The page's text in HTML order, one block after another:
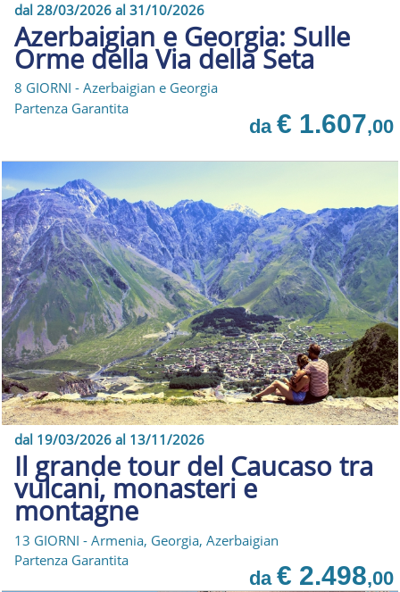
dal 28/03/2026 al 31/10/2026
Azerbaigian e Georgia: Sulle
Orme della Via della Seta
8 GIORNI - Azerbaigian e Georgia
Partenza Garantita
da € 1.607,00
dal 19/03/2026 al 13/11/2026
Il grande tour del Caucaso tra
vulcani, monasteri e
montagne
13 GIORNI - Armenia, Georgia, Azerbaigian
Partenza Garantita
da € 2.498,00